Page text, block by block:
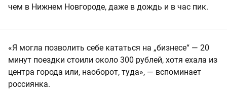
чем в Нижнем Новгороде, даже в дождь и в час пик.
«Я могла позволить себе кататься на „бизнесе“ — 20
минут поездки стоили около 300 рублей, хотя ехала из
центра города или, наоборот, туда», — вспоминает
россиянка.